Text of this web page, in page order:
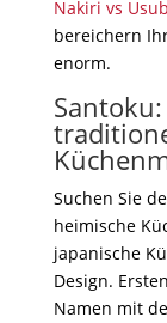
Nakiri vs
bereichern
enorm.
Suchen Sie
heimische
japanische
Design.
Namen mit